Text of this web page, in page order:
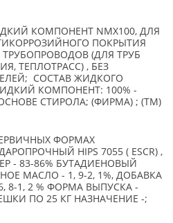
КОМПОНЕНТ NMX100, ДЛЯ
ПОКРЫТИЯ
(ДЛЯ ТРУБ
ТЕПЛОТРАСС) , БЕЗ
СОСТАВ ЖИДКОГО
КОМПОНЕНТ: 100% -
СТИРОЛА; (ФИРМА) ; (TM)
ФОРМАХ
HIPS 7055 ( ESCR) ,
- 83-86% БУТАДИЕНОВЫЙ
МАСЛО - 1, 9-2, 1%, ДОБАВКА
8-1, 2 % ФОРМА ВЫПУСКА -
ПО 25 КГ НАЗНАЧЕНИЕ -;